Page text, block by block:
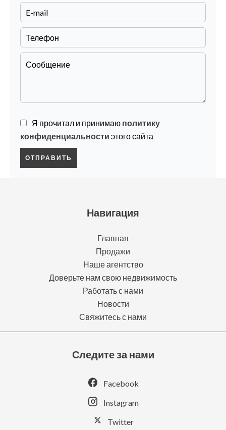
Я прочитал и принимаю политику
конфиденциальности этого сайта
ОТПРАВИТЬ
Навигация
Главная
Продажи
Наше агентство
Доверьте нам свою недвижимость
Работать с нами
Новости
Свяжитесь с нами
Следите за нами
Facebook
Instagram
Twitter